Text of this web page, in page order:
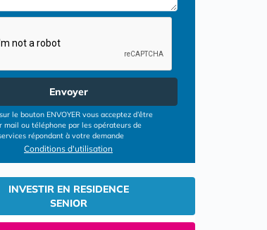
Envoyer
le bouton ENVOYER vous acceptez d’être
mail ou téléphone par les opérateurs de
répondant à votre demande
Conditions d'utilisation
INVESTIR EN RESIDENCE
SENIOR